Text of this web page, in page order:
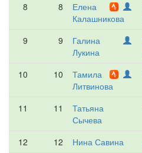
8 8
Елена
Калашникова
9 9
Галина
Лукина
10 10
Тамила
Литвинова
11 11
Татьяна
Сычева
12 12 Нина Савина